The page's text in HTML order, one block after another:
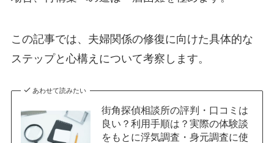
この記事では、夫婦関係の修復に向けた具体的な
ステップと心構えについて考察します。
あわせて読みたい
街角探偵相談所の評判・口コミは
良い？利用手順は？実際の体験談
をもとに浮気調査・身元調査に使